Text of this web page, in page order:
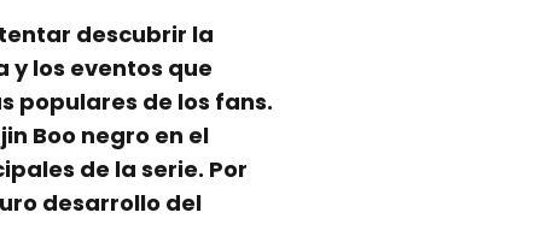
descubrir la
y los eventos que
populares de los fans.
Boo negro en el
de la serie. Por
desarrollo del